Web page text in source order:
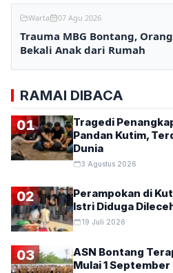
Warta 07 Agu 2026
Trauma MBG Bontang,
Bekali Anak dari Rumah
RAMAI DIBACA
01
Tragedi
Pandan Kutim,
Dunia
3 Agustus 2026
02
Perampokan di
Istri Diduga
19 Juli 2026
03
ASN Bontang
Mulai 1